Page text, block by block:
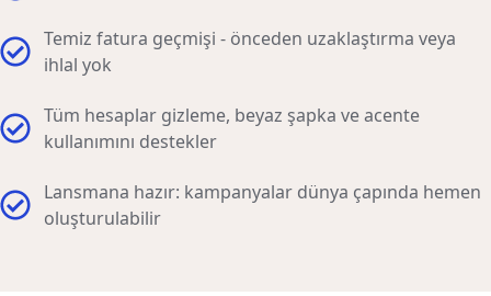
Temiz fatura geçmişi - önceden uzaklaştırma veya
ihlal yok
Tüm hesaplar gizleme, beyaz şapka ve acente
kullanımını destekler
Lansmana hazır: kampanyalar dünya çapında hemen
oluşturulabilir